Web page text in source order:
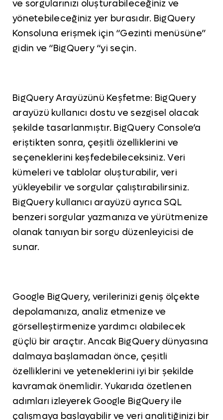
ve sorgularınızı oluşturabileceğiniz ve
yönetebileceğiniz yer burasıdır. BigQuery
Konsoluna erişmek için “Gezinti menüsüne”
gidin ve “BigQuery “yi seçin.
BigQuery Arayüzünü Keşfetme: BigQuery
arayüzü kullanıcı dostu ve sezgisel olacak
şekilde tasarlanmıştır. BigQuery Console’a
eriştikten sonra, çeşitli özelliklerini ve
seçeneklerini keşfedebileceksiniz. Veri
kümeleri ve tablolar oluşturabilir, veri
yükleyebilir ve sorgular çalıştırabilirsiniz.
BigQuery kullanıcı arayüzü ayrıca SQL
benzeri sorgular yazmanıza ve yürütmenize
olanak tanıyan bir sorgu düzenleyicisi de
sunar.
Google BigQuery, verilerinizi geniş ölçekte
depolamanıza, analiz etmenize ve
görselleştirmenize yardımcı olabilecek
güçlü bir araçtır. Ancak BigQuery dünyasına
dalmaya başlamadan önce, çeşitli
özelliklerini ve yeteneklerini iyi bir şekilde
kavramak önemlidir. Yukarıda özetlenen
adımları izleyerek Google BigQuery ile
çalışmaya başlayabilir ve veri analitiğinizi bir